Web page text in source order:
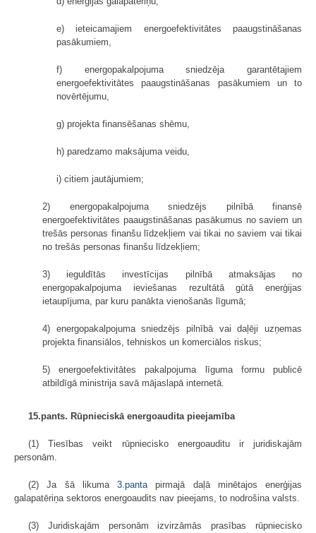
e) ieteicamajiem energoefektivitātes paaugstināšanas
pasākumiem,
f) energopakalpojuma sniedzēja garantētajiem
energoefektivitātes paaugstināšanas pasākumiem un to
novērtējumu,
g) projekta finansēšanas shēmu,
h) paredzamo maksājuma veidu,
i) citiem jautājumiem;
2) energopakalpojuma sniedzējs pilnībā finansē
energoefektivitātes paaugstināšanas pasākumus no saviem un
trešās personas finanšu līdzekļiem vai tikai no saviem vai tikai
no trešās personas finanšu līdzekļiem;
3) ieguldītās investīcijas pilnībā atmaksājas no
energopakalpojuma ieviešanas rezultātā gūtā enerģijas
ietaupījuma, par kuru panākta vienošanās līgumā;
4) energopakalpojuma sniedzējs pilnībā vai daļēji uzņemas
projekta finansiālos, tehniskos un komerciālos riskus;
5) energoefektivitātes pakalpojuma līguma formu publicē
atbildīgā ministrija savā mājaslapā internetā.
15.pants. Rūpnieciskā energoaudita pieejamība
(1) Tiesības veikt rūpniecisko energoauditu ir juridiskajām
personām.
(2) Ja šā likuma 3.pantapirmajā daļā minētajos enerģijas
galapatēriņa sektoros energoaudits nav pieejams, to nodrošina valsts.
(3) Juridiskajām personām izvirzāmās prasības rūpniecisko